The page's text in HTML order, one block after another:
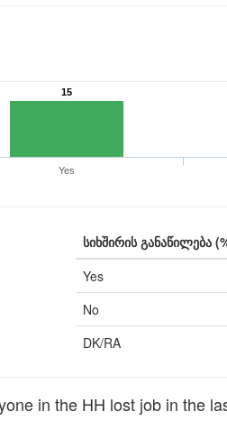
15
Yes
სიხშირის განაწილება
Yes
No
DK/RA
in the HH lost job in the